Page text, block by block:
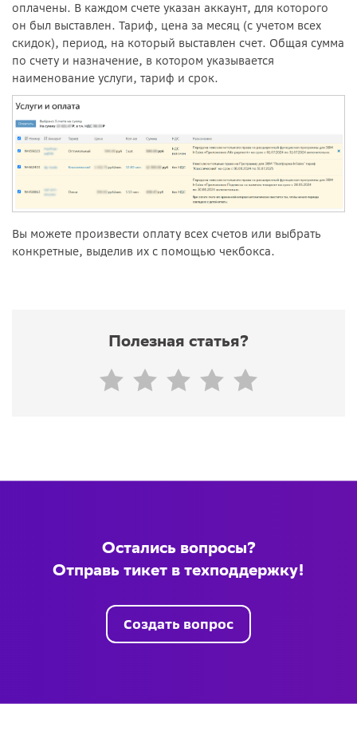
оплачены. В каждом счете указан аккаунт, для которого
он был выставлен. Тариф, цена за месяц (с учетом всех
скидок), период, на который выставлен счет. Общая сумма
по счету и назначение, в котором указывается
наименование услуги, тариф и срок.
Вы можете произвести оплату всех счетов или выбрать
конкретные, выделив их с помощью чекбокса.
Полезная статья?
Остались вопросы?
Отправь тикет в техподдержку!
Создать вопрос